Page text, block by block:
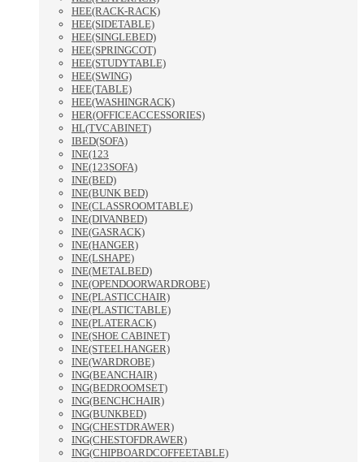
HEE(RACK-RACK)
HEE(SIDETABLE)
HEE(SINGLEBED)
HEE(SPRINGCOT)
HEE(STUDYTABLE)
HEE(SWING)
HEE(TABLE)
HEE(WASHINGRACK)
HER(OFFICEACCESSORIES)
HL(TVCABINET)
IBED(SOFA)
INE(123
INE(123SOFA)
INE(BED)
INE(BUNK BED)
INE(CLASSROOMTABLE)
INE(DIVANBED)
INE(GASRACK)
INE(HANGER)
INE(LSHAPE)
INE(METALBED)
INE(OPENDOORWARDROBE)
INE(PLASTICCHAIR)
INE(PLASTICTABLE)
INE(PLATERACK)
INE(SHOE CABINET)
INE(STEELHANGER)
INE(WARDROBE)
ING(BEANCHAIR)
ING(BEDROOMSET)
ING(BENCHCHAIR)
ING(BUNKBED)
ING(CHESTDRAWER)
ING(CHESTOFDRAWER)
ING(CHIPBOARDCOFFEETABLE)